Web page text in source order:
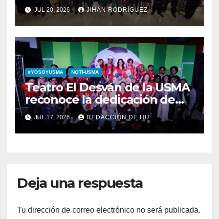
del Derecho Romano junto a
diputada invitada
JUL 20, 2026 JIHAN RODRÍGUEZ
#YOSOYUSMA NOTI-USMA
Teatro El Desván de la USMA
reconoce la dedicación de
sus estudiantes en su 43
aniversario
JUL 17, 2026 REDACCIÓN DE HU
Deja una respuesta
Tu dirección de correo electrónico no será publicada.